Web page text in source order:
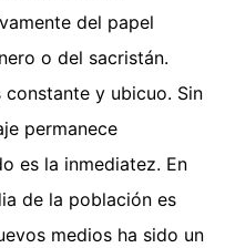
del papel
o del sacristán.
y ubicuo. Sin
permanece
es la inmediatez. En
de la población es
medios ha sido un